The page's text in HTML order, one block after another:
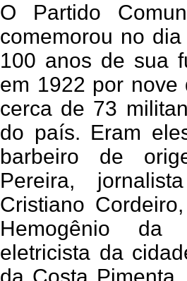
O Partido
comemorou no
100 anos de sua
em 1922 por nove
cerca de 73
do país. Eram
barbeiro de
Pereira,
Cristiano
Hemogênio da
eletricista da